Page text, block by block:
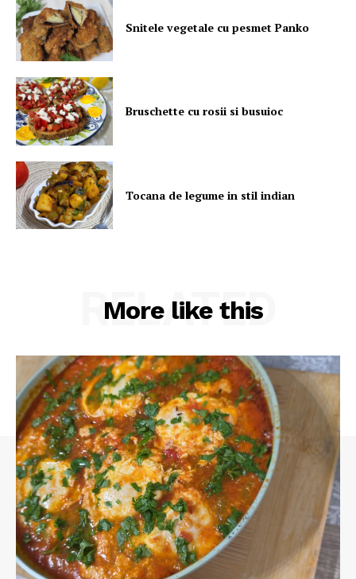
Snitele vegetale cu pesmet Panko
Bruschette cu rosii si busuioc
Tocana de legume in stil indian
More like this
RELATED